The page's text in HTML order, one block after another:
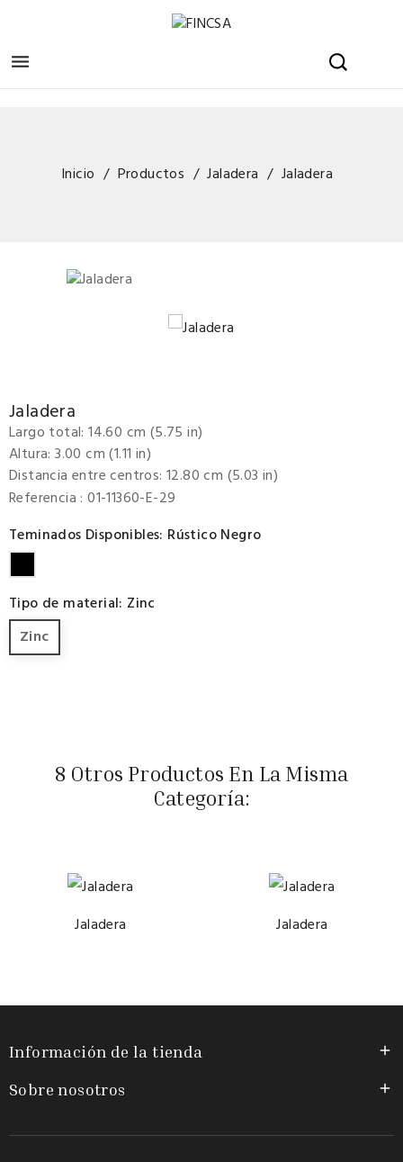

Inicio Productos Jaladera Jaladera
Jaladera
Largo total: 14.60 cm (5.75 in)
Altura: 3.00 cm (1.11 in)
Distancia entre centros: 12.80 cm (5.03 in)
Referencia : 01-11360-E-29
Teminados Disponibles: Rústico Negro
Negro
Tipo de material: Zinc
Zinc
8 Otros Productos En La Misma
Categoría:
Jaladera Jaladera
Información de la tienda 
Sobre nosotros 